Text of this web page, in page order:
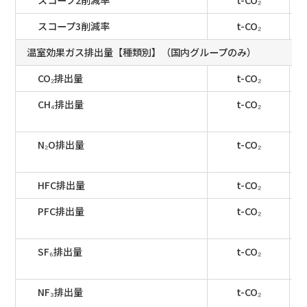
スコープ3削減率
t-CO₂
温室効果ガス排出量【種類別】（国内グループのみ）
CO₂排出量
t-CO₂
CH₄排出量
t-CO₂
N₂O排出量 t-CO₂
HFC排出量
t-CO₂
PFC排出量
t-CO₂
SF₆排出量 t-CO₂
NF₃排出量 t-CO₂